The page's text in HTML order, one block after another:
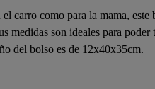
carro como para la mama,
son ideales para
del bolso es de 12x40x35cm.